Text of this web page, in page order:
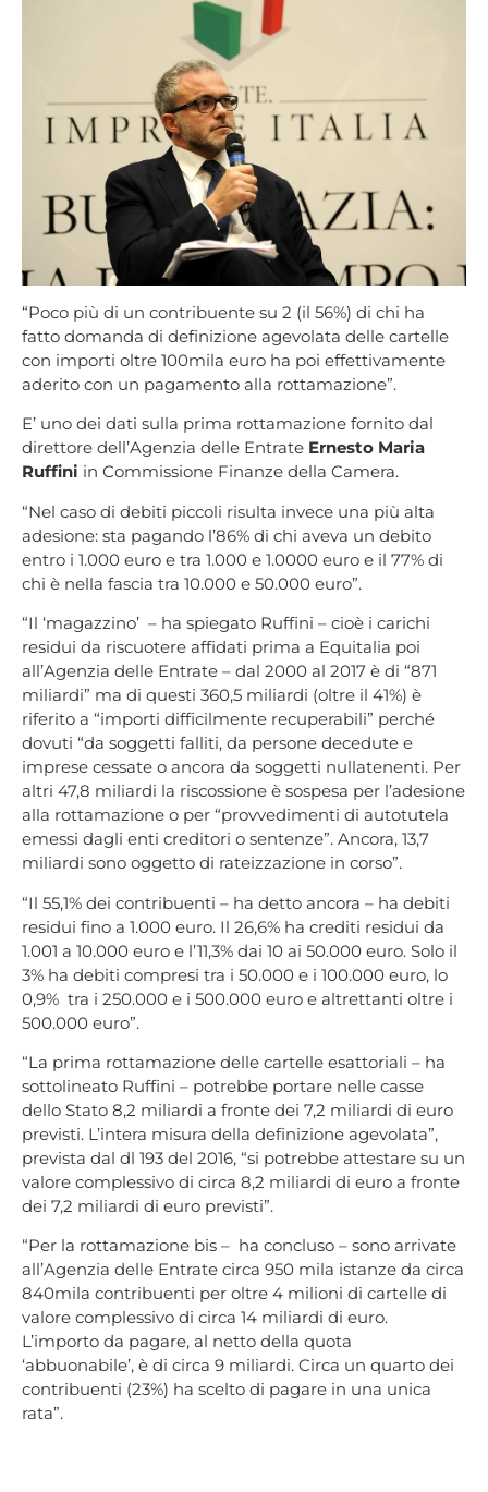
“Poco più di un contribuente su 2 (il 56%) di chi ha
fatto domanda di definizione agevolata delle cartelle
con importi oltre 100mila euro ha poi effettivamente
aderito con un pagamento alla rottamazione”.
E’ uno dei dati sulla prima rottamazione fornito dal
direttore dell’Agenzia delle Entrate Ernesto Maria
Ruffini in Commissione Finanze della Camera.
“Nel caso di debiti piccoli risulta invece una più alta
adesione: sta pagando l’86% di chi aveva un debito
entro i 1.000 euro e tra 1.000 e 1.0000 euro e il 77% di
chi è nella fascia tra 10.000 e 50.000 euro”.
“Il ‘magazzino’ – ha spiegato Ruffini – cioè i carichi
residui da riscuotere affidati prima a Equitalia poi
all’Agenzia delle Entrate – dal 2000 al 2017 è di “871
miliardi” ma di questi 360,5 miliardi (oltre il 41%) è
riferito a “importi difficilmente recuperabili” perché
dovuti “da soggetti falliti, da persone decedute e
imprese cessate o ancora da soggetti nullatenenti. Per
altri 47,8 miliardi la riscossione è sospesa per l’adesione
alla rottamazione o per “provvedimenti di autotutela
emessi dagli enti creditori o sentenze”. Ancora, 13,7
miliardi sono oggetto di rateizzazione in corso”.
“Il 55,1% dei contribuenti – ha detto ancora – ha debiti
residui fino a 1.000 euro. Il 26,6% ha crediti residui da
1.001 a 10.000 euro e l’11,3% dai 10 ai 50.000 euro. Solo il
3% ha debiti compresi tra i 50.000 e i 100.000 euro, lo
0,9% tra i 250.000 e i 500.000 euro e altrettanti oltre i
500.000 euro”.
“La prima rottamazione delle cartelle esattoriali – ha
sottolineato Ruffini – potrebbe portare nelle casse
dello Stato 8,2 miliardi a fronte dei 7,2 miliardi di euro
previsti. L’intera misura della definizione agevolata”,
prevista dal dl 193 del 2016, “si potrebbe attestare su un
valore complessivo di circa 8,2 miliardi di euro a fronte
dei 7,2 miliardi di euro previsti”.
“Per la rottamazione bis – ha concluso – sono arrivate
all’Agenzia delle Entrate circa 950 mila istanze da circa
840mila contribuenti per oltre 4 milioni di cartelle di
valore complessivo di circa 14 miliardi di euro.
L’importo da pagare, al netto della quota
‘abbuonabile’, è di circa 9 miliardi. Circa un quarto dei
contribuenti (23%) ha scelto di pagare in una unica
rata”.